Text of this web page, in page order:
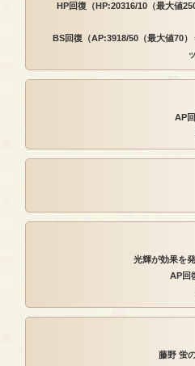
HP回復（HP:20316/10（最大値
BS回復（AP:3918/50（最大値70
AP
光輝が効果を
AP回
藤野 蛍